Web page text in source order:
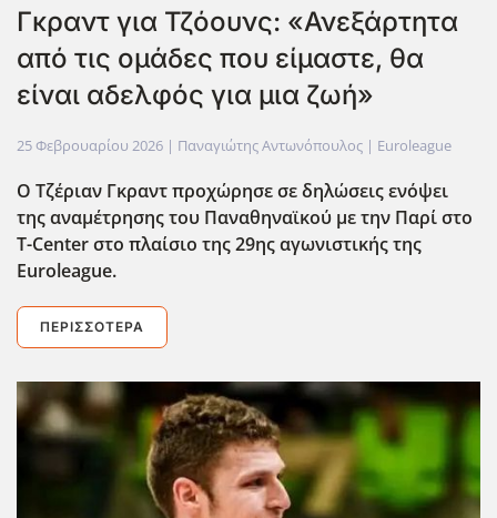
Γκραντ για Τζόουνς: «Ανεξάρτητα
από τις ομάδες που είμαστε, θα
είναι αδελφός για μια ζωή»
25 Φεβρουαρίου 2026 | Παναγιώτης Αντωνόπουλος | Euroleague
Ο Τζέριαν Γκραντ προχώρησε σε δηλώσεις ενόψει
της αναμέτρησης του Παναθηναϊκού με την Παρί στο
T-Center στο πλαίσιο της 29ης αγωνιστικής της
Euroleague.
ΠΕΡΙΣΣΌΤΕΡΑ